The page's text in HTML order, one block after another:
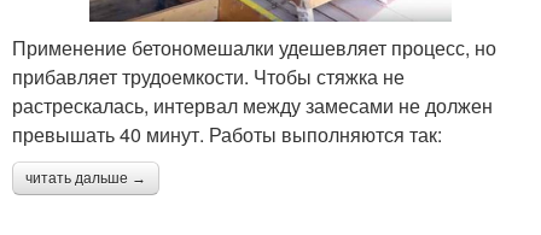
Применение бетономешалки удешевляет процесс, но
прибавляет трудоемкости. Чтобы стяжка не
растрескалась, интервал между замесами не должен
превышать 40 минут. Работы выполняются так:
читать дальше →